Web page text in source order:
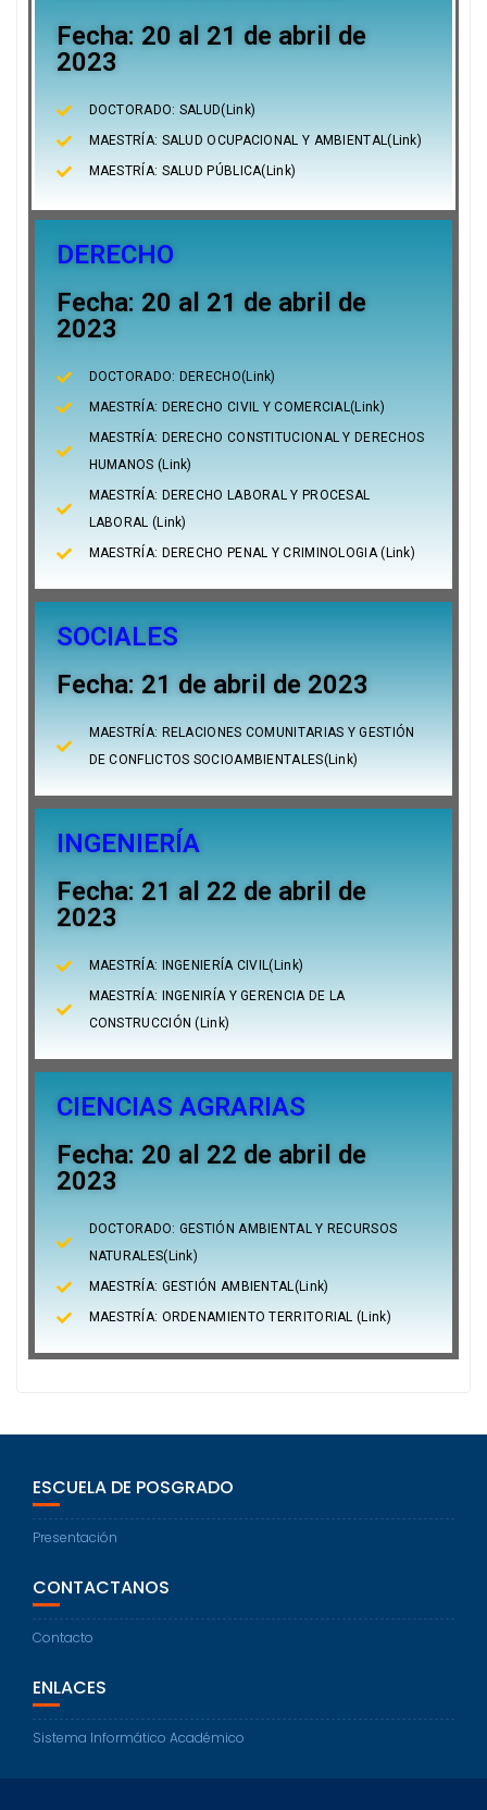
Fecha: 20 al 21 de abril de
2023
DOCTORADO: SALUD(Link)
MAESTRÍA: SALUD OCUPACIONAL Y AMBIENTAL(Link)
MAESTRÍA: SALUD PÚBLICA(Link)
DERECHO
Fecha: 20 al 21 de abril de
2023
DOCTORADO: DERECHO(Link)
MAESTRÍA: DERECHO CIVIL Y COMERCIAL(Link)
MAESTRÍA: DERECHO CONSTITUCIONAL Y DERECHOS
HUMANOS (Link)
MAESTRÍA: DERECHO LABORAL Y PROCESAL
LABORAL (Link)
MAESTRÍA: DERECHO PENAL Y CRIMINOLOGIA (Link)
SOCIALES
Fecha: 21 de abril de 2023
MAESTRÍA: RELACIONES COMUNITARIAS Y GESTIÓN
DE CONFLICTOS SOCIOAMBIENTALES(Link)
INGENIERÍA
Fecha: 21 al 22 de abril de
2023
MAESTRÍA: INGENIERÍA CIVIL(Link)
MAESTRÍA: INGENIRÍA Y GERENCIA DE LA
CONSTRUCCIÓN (Link)
CIENCIAS AGRARIAS
Fecha: 20 al 22 de abril de
2023
DOCTORADO: GESTIÓN AMBIENTAL Y RECURSOS
NATURALES(Link)
MAESTRÍA: GESTIÓN AMBIENTAL(Link)
MAESTRÍA: ORDENAMIENTO TERRITORIAL (Link)
ESCUELA DE POSGRADO
Presentación
CONTACTANOS
Contacto
ENLACES
Sistema Informático Académico